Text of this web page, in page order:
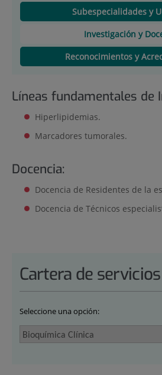
Subespecialidades y
Investigación y
Reconocimientos y
Líneas fundamentales de
Hiperlipidemias.
Marcadores tumorales.
Docencia:
Docencia de Residentes de la
Docencia de Técnicos
Cartera de servicios
Seleccione una opción: